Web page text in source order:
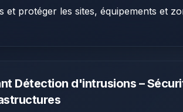
et protéger les sites, équipements et
Détection d'intrusions –